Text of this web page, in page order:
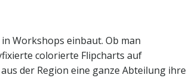
Workshops einbaut. Ob man
colorierte Flipcharts auf
der Region eine ganze Abteilung ihre